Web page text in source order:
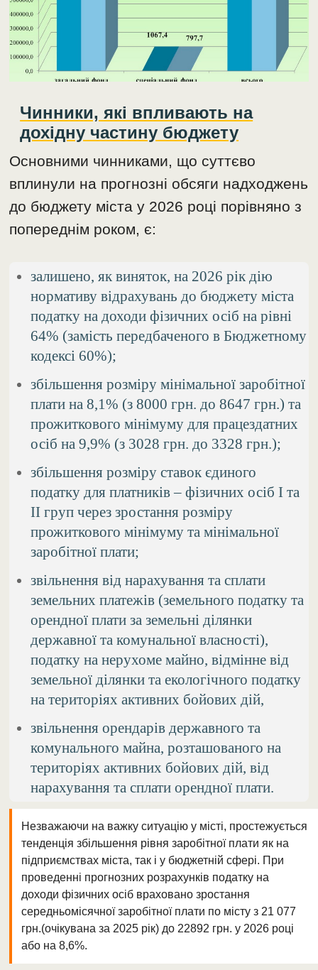
Чинники, які впливають на
дохідну частину бюджету
Основними чинниками, що суттєво
вплинули на прогнозні обсяги надходжень
до бюджету міста у 2026 році порівняно з
попереднім роком, є:
залишено, як виняток, на 2026 рік дію
нормативу відрахувань до бюджету міста
податку на доходи фізичних осіб на рівні
64% (замість передбаченого в Бюджетному
кодексі 60%);
збільшення розміру мінімальної заробітної
плати на 8,1% (з 8000 грн. до 8647 грн.) та
прожиткового мінімуму для працездатних
осіб на 9,9% (з 3028 грн. до 3328 грн.);
збільшення розміру ставок єдиного
податку для платників – фізичних осіб І та
ІІ груп через зростання розміру
прожиткового мінімуму та мінімальної
заробітної плати;
звільнення від нарахування та сплати
земельних платежів (земельного податку та
орендної плати за земельні ділянки
державної та комунальної власності),
податку на нерухоме майно, відмінне від
земельної ділянки та екологічного податку
на територіях активних бойових дій,
звільнення орендарів державного та
комунального майна, розташованого на
територіях активних бойових дій, від
нарахування та сплати орендної плати.
Незважаючи на важку ситуацію у місті, простежується
тенденція збільшення рівня заробітної плати як на
підприємствах міста, так і у бюджетній сфері. При
проведенні прогнозних розрахунків податку на
доходи фізичних осіб враховано зростання
середньомісячної заробітної плати по місту з 21 077
грн.(очікувана за 2025 рік) до 22892 грн. у 2026 році
або на 8,6%.